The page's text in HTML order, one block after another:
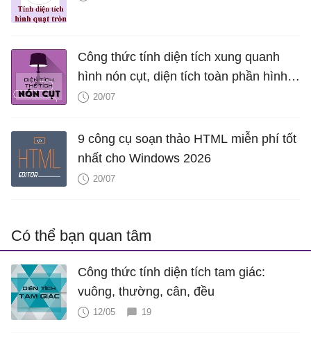
Công thức tính diện tích xung quanh
hình nón cụt, diện tích toàn phần hình
nón cụt, thể tích hình nón cụt
20/07
9 công cụ soạn thảo HTML miễn phí tốt
nhất cho Windows 2026
20/07
Có thể bạn quan tâm
Công thức tính diện tích tam giác:
vuông, thường, cân, đều
12/05 19